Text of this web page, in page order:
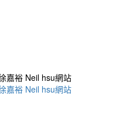
嘉裕 Neil hsu網站
嘉裕 Neil hsu網站